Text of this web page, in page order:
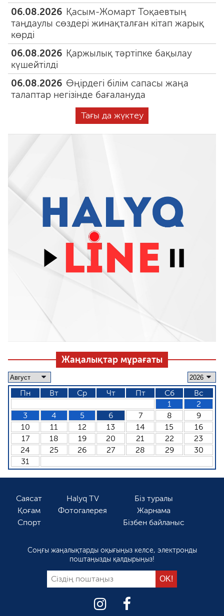
06.08.2026 Қасым-Жомарт Тоқаевтың
таңдаулы сөздері жинақталған кітап жарық
көрді
06.08.2026 Қаржылық тәртіпке бақылау
күшейтілді
06.08.2026 Өңірдегі білім сапасы жаңа
талаптар негізінде бағалануда
Тағы да жүктеу
Жаңалықтар мұрағаты
Пн Вт Ср Чт Пт Сб
Вс
1
2
3
4 5 6 7 8
9
10
11 12 13 14 15
16
17
18 19 20 21 22
23
24
25 26 27 28 29
30
31
Саясат
Қоғам
Спорт
Halyq TV
Фотогалерея
Біз туралы
Жарнама
Бізбен байланыс
Соңғы жаңалықтарды оқығыңыз келсе, электронды
поштаңызды қалдырыңыз!